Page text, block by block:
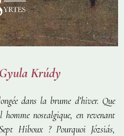
Krúdy
dans la brume d’hiver. Que
nostalgique, en revenant
Hiboux ? Pourquoi Józsiás,